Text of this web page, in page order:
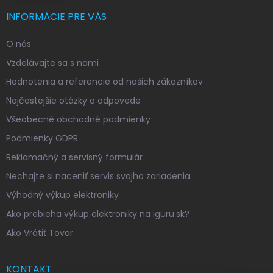
INFORMÁCIE PRE VÁS
O nás
Vzdelávajte sa s nami
Hodnotenia a referencie od našich zákazníkov
Najčastejšie otázky a odpovede
Všeobecné obchodné podmienky
Podmienky GDPR
Reklamačný a servisný formulár
Nechajte si naceniť servis svojho zariadenia
Výhodný výkup elektroniky
Ako prebieha výkup elektroniky na iguru.sk?
Ako Vrátiť Tovar
KONTAKT